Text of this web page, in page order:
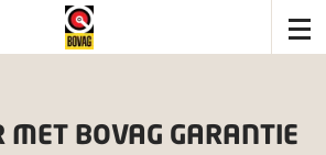
MET BOVAG GARANTIE